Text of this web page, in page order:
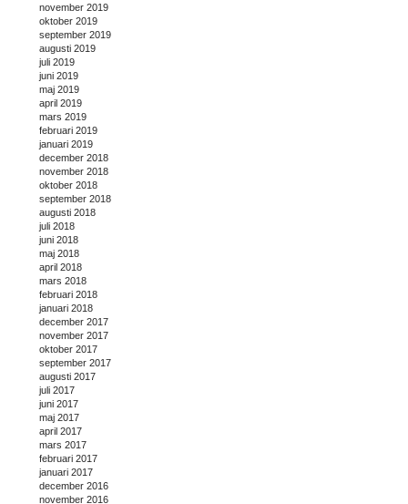
november 2019
oktober 2019
september 2019
augusti 2019
juli 2019
juni 2019
maj 2019
april 2019
mars 2019
februari 2019
januari 2019
december 2018
november 2018
oktober 2018
september 2018
augusti 2018
juli 2018
juni 2018
maj 2018
april 2018
mars 2018
februari 2018
januari 2018
december 2017
november 2017
oktober 2017
september 2017
augusti 2017
juli 2017
juni 2017
maj 2017
april 2017
mars 2017
februari 2017
januari 2017
december 2016
november 2016